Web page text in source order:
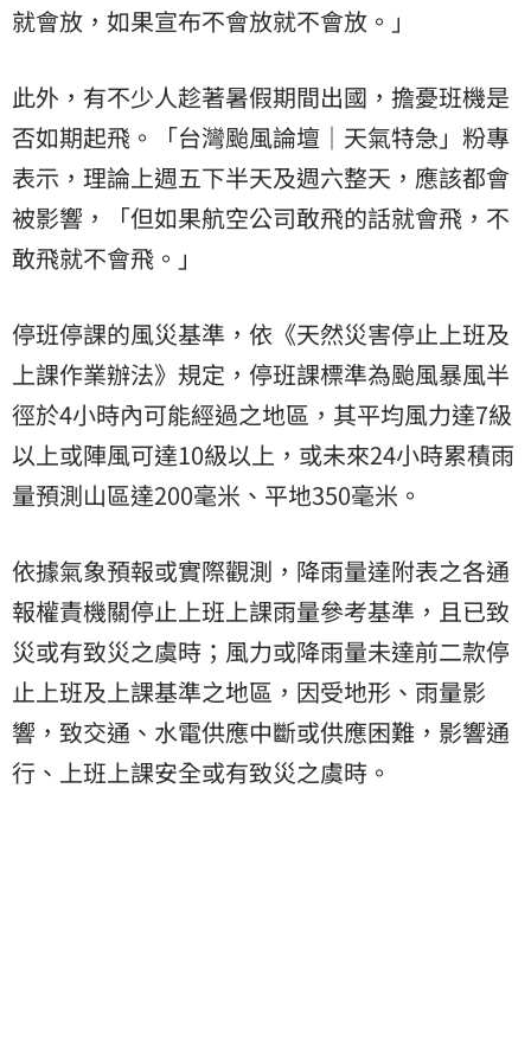
就會放，如果宣布不會放就不會放。」
此外，有不少人趁著暑假期間出國，擔憂班機是
否如期起飛。「台灣颱風論壇｜天氣特急」粉專
表示，理論上週五下半天及週六整天，應該都會
被影響，「但如果航空公司敢飛的話就會飛，不
敢飛就不會飛。」
停班停課的風災基準，依《天然災害停止上班及
上課作業辦法》規定，停班課標準為颱風暴風半
徑於4小時內可能經過之地區，其平均風力達7級
以上或陣風可達10級以上，或未來24小時累積雨
量預測山區達200毫米、平地350毫米。
依據氣象預報或實際觀測，降雨量達附表之各通
報權責機關停止上班上課雨量參考基準，且已致
災或有致災之虞時；風力或降雨量未達前二款停
止上班及上課基準之地區，因受地形、雨量影
響，致交通、水電供應中斷或供應困難，影響通
行、上班上課安全或有致災之虞時。